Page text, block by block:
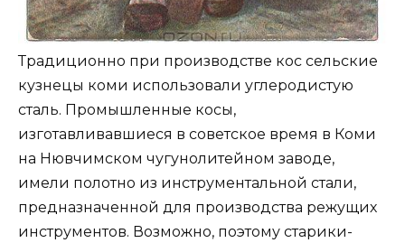
Традиционно при производстве кос сельские
кузнецы коми использовали углеродистую
сталь. Промышленные косы,
изготавливавшиеся в советское время в Коми
на Нювчимском чугунолитейном заводе,
имели полотно из инструментальной стали,
предназначенной для производства режущих
инструментов. Возможно, поэтому старики-